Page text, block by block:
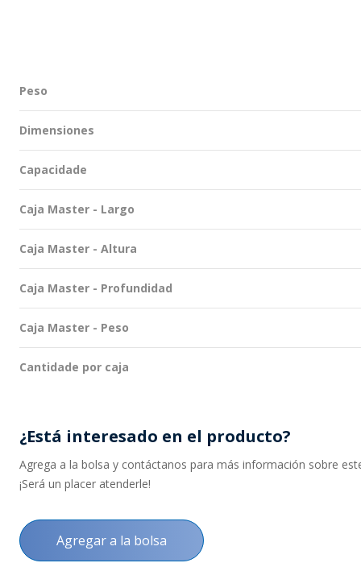
Peso
Dimensiones
Capacidade
Caja Master - Largo
Caja Master - Altura
Caja Master - Profundidad
Caja Master - Peso
Cantidade por caja
¿Está interesado en el producto?
Agrega a la bolsa y contáctanos para más información sobre
¡Será un placer atenderle!
Agregar a la bolsa